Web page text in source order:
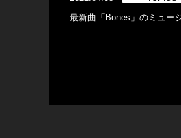
最新曲「Bones」のミュー